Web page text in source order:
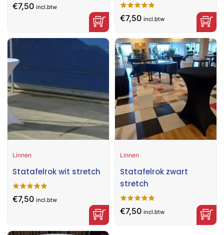
€7,50 incl.btw
€7,50 incl.btw
Linnen
Statafelrok wit stretch
€7,50 incl.btw
Linnen
Statafelrok zwart
stretch
€7,50 incl.btw